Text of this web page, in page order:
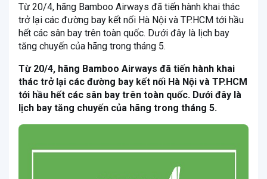
Từ 20/4, hãng Bamboo Airways đã tiến hành khai thác
trở lại các đường bay kết nối Hà Nội và TP.HCM tới hầu
hết các sân bay trên toàn quốc. Dưới đây là lịch bay
tăng chuyến của hãng trong tháng 5.
Từ 20/4, hãng Bamboo Airways đã tiến hành khai
thác trở lại các đường bay kết nối Hà Nội và TP.HCM
tới hầu hết các sân bay trên toàn quốc. Dưới đây là
lịch bay tăng chuyến của hãng trong tháng 5.